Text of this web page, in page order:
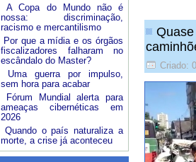
A Copa do Mundo não é
nossa: discriminação,
racismo e mercantilismo
Por que a mídia e os órgãos
fiscalizadores falharam no
escândalo do Master?
Uma guerra por impulso,
sem hora para acabar
Fórum Mundial alerta para
ameaças cibernéticas em
2026
Quando o país naturaliza a
morte, a crise já aconteceu
Criado: